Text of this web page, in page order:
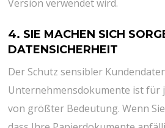
Version verwendet wird.
4. SIE MACHEN SICH
DATENSICHERHEIT
Der Schutz sensibler
Unternehmensdokumente ist für
von größter Bedeutung. Wenn